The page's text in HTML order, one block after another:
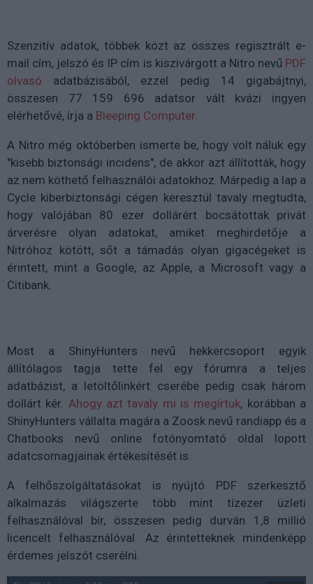
Szenzitív adatok, többek közt az összes regisztrált e-
mail cím, jelszó és IP cím is kiszivárgott a Nitro nevű PDF
olvasó adatbázisából, ezzel pedig 14 gigabájtnyi,
összesen 77 159 696 adatsor vált kvázi ingyen
elérhetővé, írja a Bleeping Computer.
A Nitro még októberben ismerte be, hogy volt náluk egy
"kisebb biztonsági incidens", de akkor azt állították, hogy
az nem köthető felhasználói adatokhoz. Márpedig a lap a
Cycle kiberbiztonsági cégen keresztül tavaly megtudta,
hogy valójában 80 ezer dollárért bocsátottak privát
árverésre olyan adatokat, amiket meghirdetője a
Nitróhoz kötött, sőt a támadás olyan gigacégeket is
érintett, mint a Google, az Apple, a Microsoft vagy a
Citibank.
Most a ShinyHunters nevű hekkercsoport egyik
állítólagos tagja tette fel egy fórumra a teljes
adatbázist, a letöltőlinkért cserébe pedig csak három
dollárt kér. Ahogy azt tavaly mi is megírtuk, korábban a
ShinyHunters vállalta magára a Zoosk nevű randiapp és a
Chatbooks nevű online fotónyomtató oldal lopott
adatcsomagjainak értékesítését is.
A felhőszolgáltatásokat is nyújtó PDF szerkesztő
alkalmazás világszerte több mint tízezer üzleti
felhasználóval bír, összesen pedig durván 1,8 millió
licencelt felhasználóval. Az érintetteknek mindenképp
érdemes jelszót cserélni.